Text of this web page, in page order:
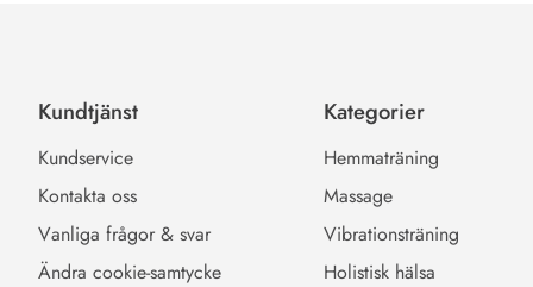
Kundtjänst
Kundservice
Kontakta oss
Vanliga frågor & svar
Ändra cookie-samtycke
Kategorier
Hemmaträning
Massage
Vibrationsträning
Holistisk hälsa